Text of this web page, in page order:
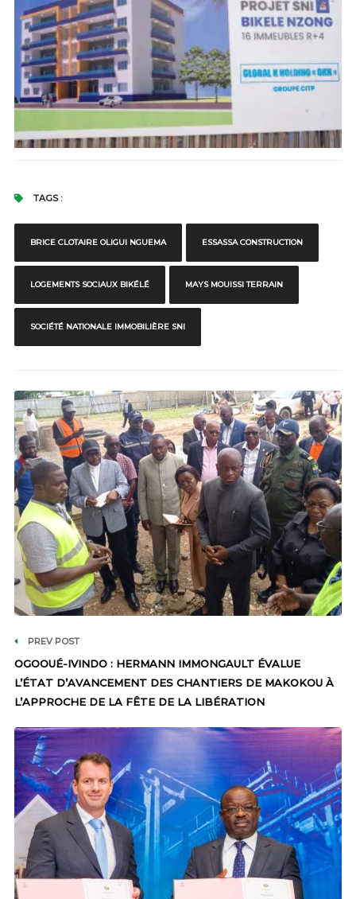
TAGS :
BRICE CLOTAIRE OLIGUI NGUEMA ESSASSA CONSTRUCTION
LOGEMENTS SOCIAUX BIKÉLÉ MAYS MOUISSI TERRAIN
SOCIÉTÉ NATIONALE IMMOBILIÈRE SNI
PREV POST
OGOOUÉ-IVINDO : HERMANN IMMONGAULT ÉVALUE
L’ÉTAT D’AVANCEMENT DES CHANTIERS DE MAKOKOU À
L’APPROCHE DE LA FÊTE DE LA LIBÉRATION